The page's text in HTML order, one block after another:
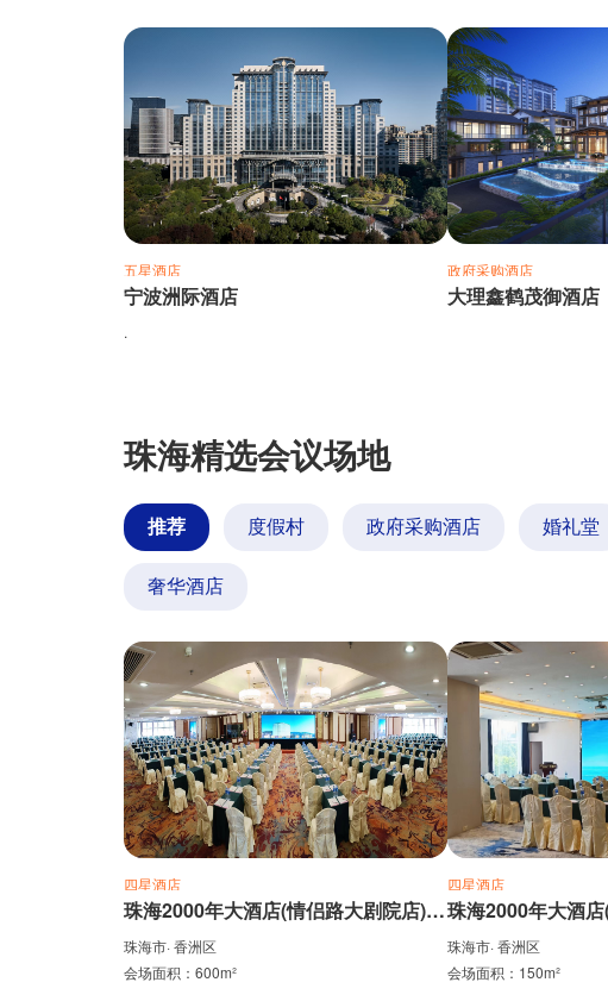
五星酒店
宁波洲际酒店
.
政府采购酒店
大理鑫鹤茂御酒店
珠海精选会议场地
推荐 度假村 政府采购酒店 婚礼堂
奢华酒店
四星酒店
珠海2000年大酒店(情侣路大剧院店)-三楼千禧殿
珠海市· 香洲区
会场面积：600m²
四星酒店
珠海市· 香洲区
会场面积：150m²